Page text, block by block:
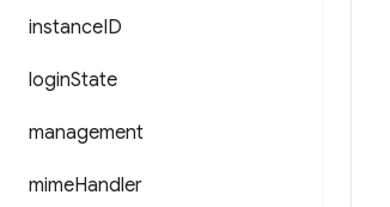
instanceID
loginState
management
mimeHandler